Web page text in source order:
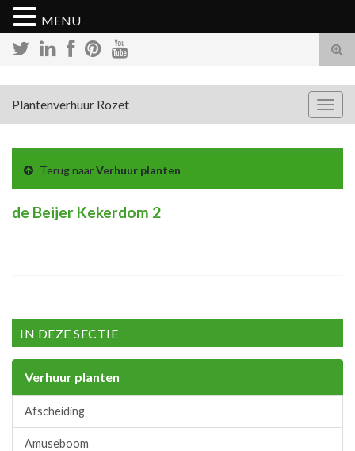
Plantenverhuur Rozet
Terug naarVerhuur planten
de Beijer Kekerdom 2
IN DEZE SECTIE
Verhuur planten
Afscheiding
Amuseboom
MENU